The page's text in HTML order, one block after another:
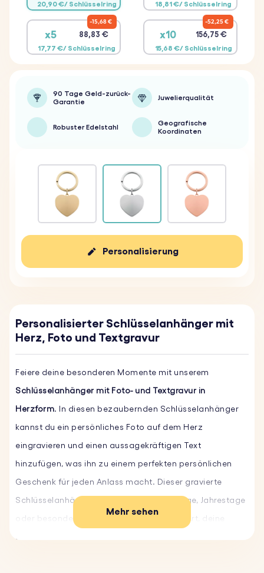
20,90 €/ Schlüsselring 18,81 €/ Schlüsselring
x5 88,83 €
17,77 €/ Schlüsselring
15,68 €
x10 156,75 €
15,68 €/ Schlüsselring
52,25 €
90 Tage Geld-zurück-
Garantie
Juwelierqualität
Robuster Edelstahl
Geografische
Koordinaten
Personalisierung
Personalisierter Schlüsselanhänger mit
Herz, Foto und Textgravur
Feiere deine besonderen Momente mit unserem
Schlüsselanhänger mit Foto- und Textgravur in
Herzform. In diesen bezaubernden Schlüsselanhänger
kannst du ein persönliches Foto auf dem Herz
eingravieren und einen aussagekräftigen Text
hinzufügen, was ihn zu einem perfekten persönlichen
Geschenk für jeden Anlass macht. Dieser gravierte
Schlüsselanhänger ist ideal für Geburtstage, Jahrestage
oder besondere Anlässe und eine schöne Art, deine
Erinnerungen zu bewahren. Er ist aus robustem Edelstahl
Mehr sehen